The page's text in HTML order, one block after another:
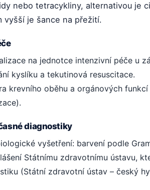
nebo tetracykliny, alternativou je
vyšší je šance na přežití.
na jednotce intenzivní péče u
kyslíku a tekutinová resuscitace.
krevního oběhu a orgánových
diagnostiky
vyšetření: barvení podle
Státnímu zdravotnímu ústavu,
(Státní zdravotní ústav – český